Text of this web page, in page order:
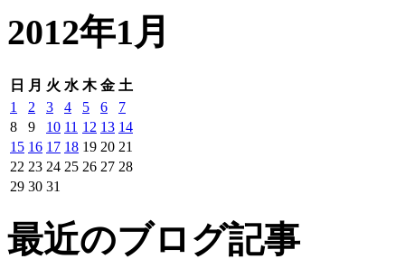
2012年1月
日 月 火 水 木 金 土
1
2 3 4 5 6
7
8
9 10 11 12 13 14
15 16 17 18 19 20 21
22 23 24 25 26 27 28
29 30 31
最近のブログ記事